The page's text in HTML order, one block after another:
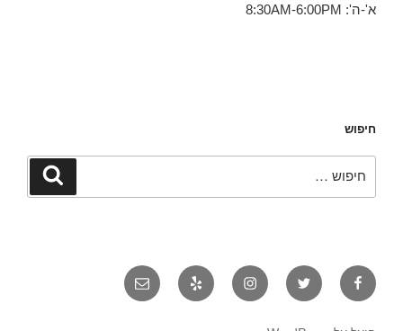
א'-ה': 8:30AM-6:00PM
חיפוש
חיפוש
פייסבוק טוויטר אינסטגרם יאלפ אימייל